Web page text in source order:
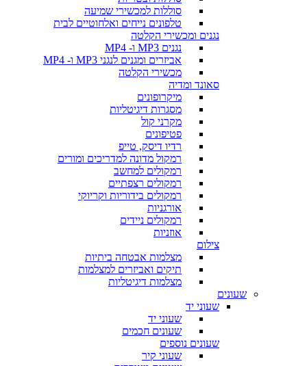
סוללות למכשירי שמיעה
טלפונים נייחים ואלחוטיים לבית
נגנים ומכשירי הקלטה
נגנים MP3 ו- MP4
אביזרים ומגנים לנגני MP3 ו- MP4
מכשירי הקלטה
סאונד ומדיה
מיקרופונים
מסגרות דיגיטליות
מקרני קול
פטיפונים
רדיו דיסק, טייפ
רמקול מדונה למדריכים ומורים
רמקולים למחשב
רמקולים רצפתיים
רמקולים בידוריות וקריוקי
אורגניות
רמקולים ניידים
אוזניות
צילום
מצלמות אבטחה ביתיות
תיקים ואביזרים למצלמות
מצלמות דיגיטליות
שעונים
שעוני יד
שעוני יד
שעונים חכמים
שעונים נוספים
שעוני קיר